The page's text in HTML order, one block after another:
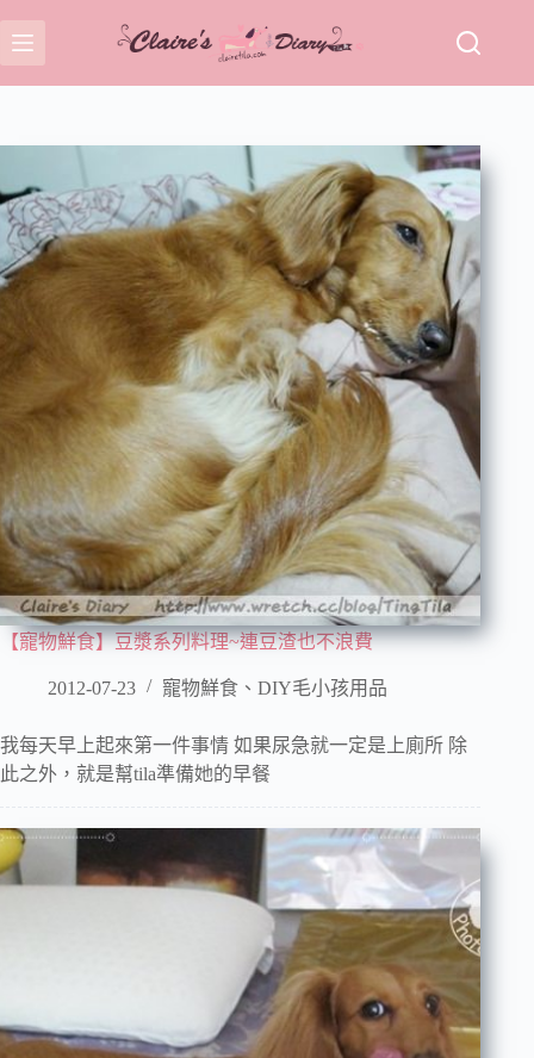
至
主
【寵物鮮食】豆漿系列料理~連豆渣也不浪費
2012-07-23 寵物鮮食、DIY毛小孩用品
我每天早上起來第一件事情 如果尿急就一定是上廁所 除
此之外，就是幫tila準備她的早餐